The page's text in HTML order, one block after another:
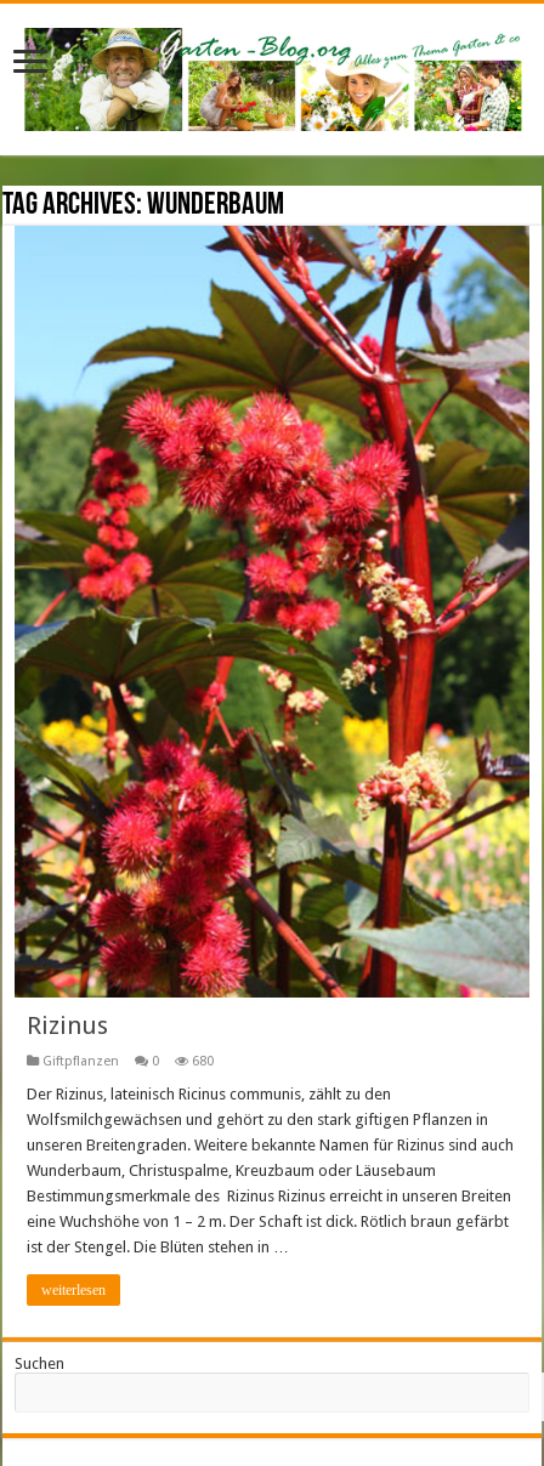
Tag Archives:Wunderbaum
Rizinus
Giftpflanzen 0 680
Der Rizinus, lateinisch Ricinus communis, zählt zu den
Wolfsmilchgewächsen und gehört zu den stark giftigen Pflanzen in
unseren Breitengraden. Weitere bekannte Namen für Rizinus sind auch
Wunderbaum, Christuspalme, Kreuzbaum oder Läusebaum
Bestimmungsmerkmale des Rizinus Rizinus erreicht in unseren Breiten
eine Wuchshöhe von 1 – 2 m. Der Schaft ist dick. Rötlich braun gefärbt
ist der Stengel. Die Blüten stehen in …
weiterlesen
Suchen